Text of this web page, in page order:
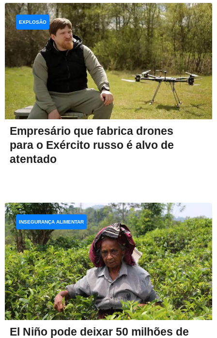
Empresário que fabrica drones
para o Exército russo é alvo de
atentado
EXPLOSÃO
El Niño pode deixar 50 milhões de
INSEGURANÇA ALIMENTAR